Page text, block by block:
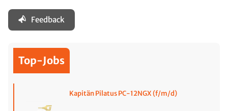
Feedback
Top-Jobs
Kapitän Pilatus PC-12NGX (f/m/d)